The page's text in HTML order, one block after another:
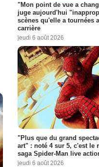
"Mon point de vue a
juge aujourd'hui
scènes qu'elle a tournées
carrière
jeudi 6 août 2026
"Plus que du grand
art" : noté 4 sur 5, c'est le
saga Spider-Man live
jeudi 6 août 2026